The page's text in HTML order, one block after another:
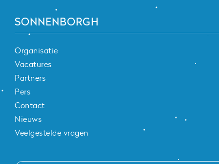
SONNENBORGH
Organisatie
Vacatures
Partners
Pers
Contact
Nieuws
Veelgestelde vragen